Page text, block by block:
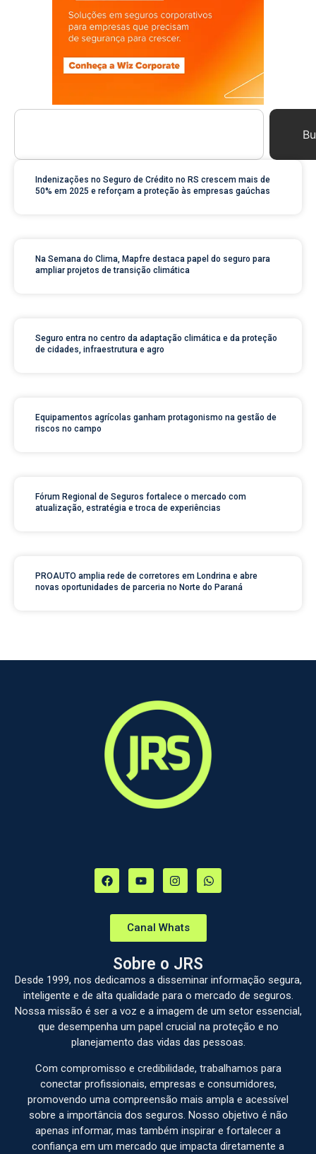
Indenizações no Seguro de Crédito no RS crescem mais de
50% em 2025 e reforçam a proteção às empresas gaúchas
Na Semana do Clima, Mapfre destaca papel do seguro para
ampliar projetos de transição climática
Seguro entra no centro da adaptação climática e da proteção
de cidades, infraestrutura e agro
Equipamentos agrícolas ganham protagonismo na gestão de
riscos no campo
Fórum Regional de Seguros fortalece o mercado com
atualização, estratégia e troca de experiências
PROAUTO amplia rede de corretores em Londrina e abre
novas oportunidades de parceria no Norte do Paraná
Canal Whats
Sobre o JRS
Desde 1999, nos dedicamos a disseminar informação segura,
inteligente e de alta qualidade para o mercado de seguros.
Nossa missão é ser a voz e a imagem de um setor essencial,
que desempenha um papel crucial na proteção e no
planejamento das vidas das pessoas.
Com compromisso e credibilidade, trabalhamos para
conectar profissionais, empresas e consumidores,
promovendo uma compreensão mais ampla e acessível
sobre a importância dos seguros. Nosso objetivo é não
apenas informar, mas também inspirar e fortalecer a
confiança em um mercado que impacta diretamente a